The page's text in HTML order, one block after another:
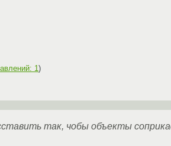
1)
так, чобы объекты